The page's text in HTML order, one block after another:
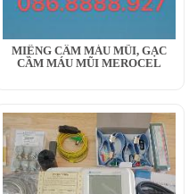
MIẾNG CẦM MÁU MŨI, GẠC
CẦM MÁU MŨI MEROCEL